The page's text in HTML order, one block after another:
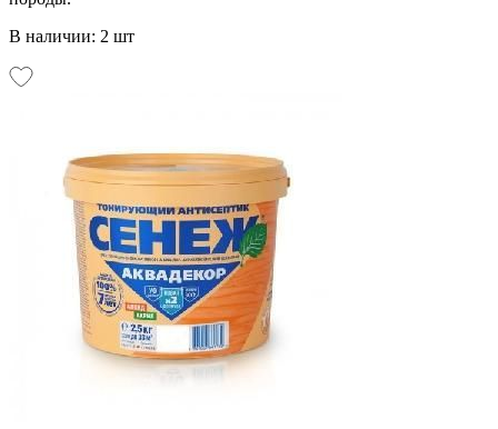
В наличии: 2 шт